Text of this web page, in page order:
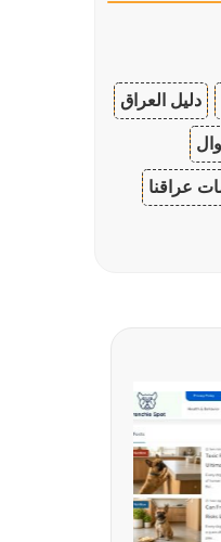
دليل العراق
عراقنا